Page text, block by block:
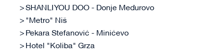
SHANLI YOU DOO - Donje Međurovo
"Metro" Niš
Pekara Stefanović - Minićevo
Hotel "Koliba" Grza